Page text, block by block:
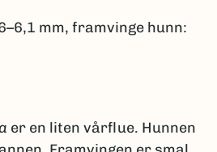
mm, framvinge hunn:
er en liten vårflue. Hunnen